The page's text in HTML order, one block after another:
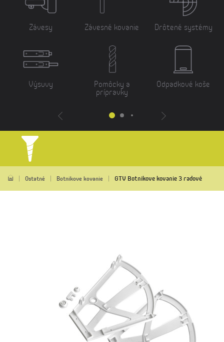
Závesy
Výsuvy
Závesné kovanie
Pomôcky a
prípravky
Drôtené systémy
Odpadkové koše
Ostatné Botnikove kovanie GTV Botnikove kovanie 3 radové